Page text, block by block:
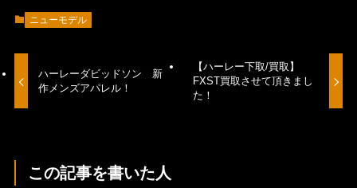
ニューモデル
ハーレーダビッドソン 新
作メンズアパレル！
【ハーレー下取/買取】
FXST買取させて頂きまし
た！
この記事を書いた人